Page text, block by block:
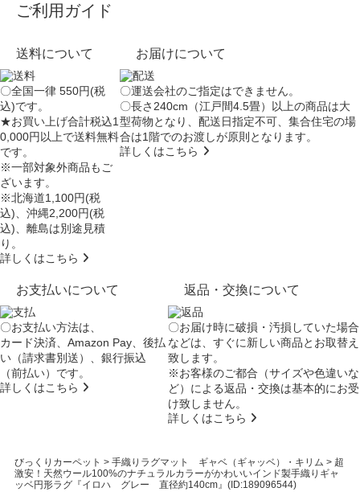
ご利用ガイド
送料について
〇全国一律 550円(税
込)です。
★お買い上げ合計税込1
0,000円以上で送料無料
です。
※一部対象外商品もご
ざいます。
※北海道1,100円(税
込)、沖縄2,200円(税
込)、離島は別途見積
り。
詳しくはこちら
お届けについて
〇運送会社のご指定はできません。
〇長さ240cm（江戸間4.5畳）以上の商品は大
型荷物となり、配送日指定不可 、集合住宅の場
合は1階でのお渡しが原則となります。
詳しくはこちら
お支払いについて
〇お支払い方法は、
カード決済、Amazon Pay、後払
い（請求書別送）、銀行振込
（前払い）です。
詳しくはこちら
返品・交換について
〇お届け時に破損・汚損していた場合
などは、すぐに新しい商品とお取替え
致します。
※お客様のご都合（サイズや色違いな
ど）による返品・交換は基本的にお受
け致しません。
詳しくはこちら
びっくりカーペット > 手織りラグマット ギャベ（ギャッベ）・キリム > 超
激安！天然ウール100%のナチュラルカラーがかわいいインド製手織りギャ
ッベ円形ラグ『イロハ グレー 直径約140cm』(ID:189096544)